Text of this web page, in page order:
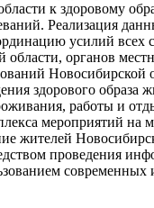
к здоровому
Реализация
усилий всех
органов
Новосибирской
здорового образа
работы и
мероприятий на
жителей
проведения